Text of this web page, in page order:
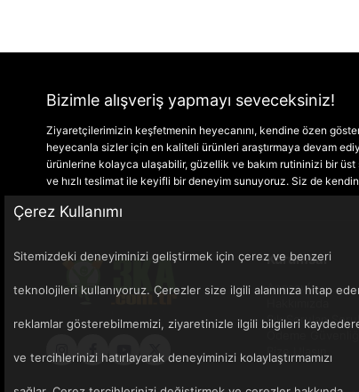
Bizimle alışveriş yapmayı seveceksiniz!
Ziyaretçilerimizin keşfetmenin heyecanını, kendine özen
heyecanla sizler için en kaliteli ürünleri araştırmaya devam
ürünlerine kolayca ulaşabilir, güzellik ve bakım rutininizi bir
ve hızlı teslimat ile keyifli bir deneyim sunuyoruz. Siz de
Kurumsal
Anasayfa
Sık Sorulan
Ödeme Güvenliği
Bize Ulaşın
Çerez Kullanımı
Sitemizdeki deneyiminizi geliştirmek için çerez ve benzeri
teknolojileri kullanıyoruz. Çerezler size ilgili alanınıza hitap
reklamlar gösterebilmemizi, ziyaretinizle ilgili bilgileri
ve tercihlerinizi hatırlayarak deneyiminizi kolaylaştırmamızı